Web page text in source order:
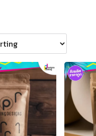
@packingdesigns